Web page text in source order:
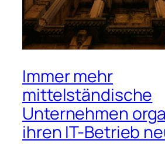
Immer mehr
mittelständische
Unternehmen
ihren IT-Betrieb